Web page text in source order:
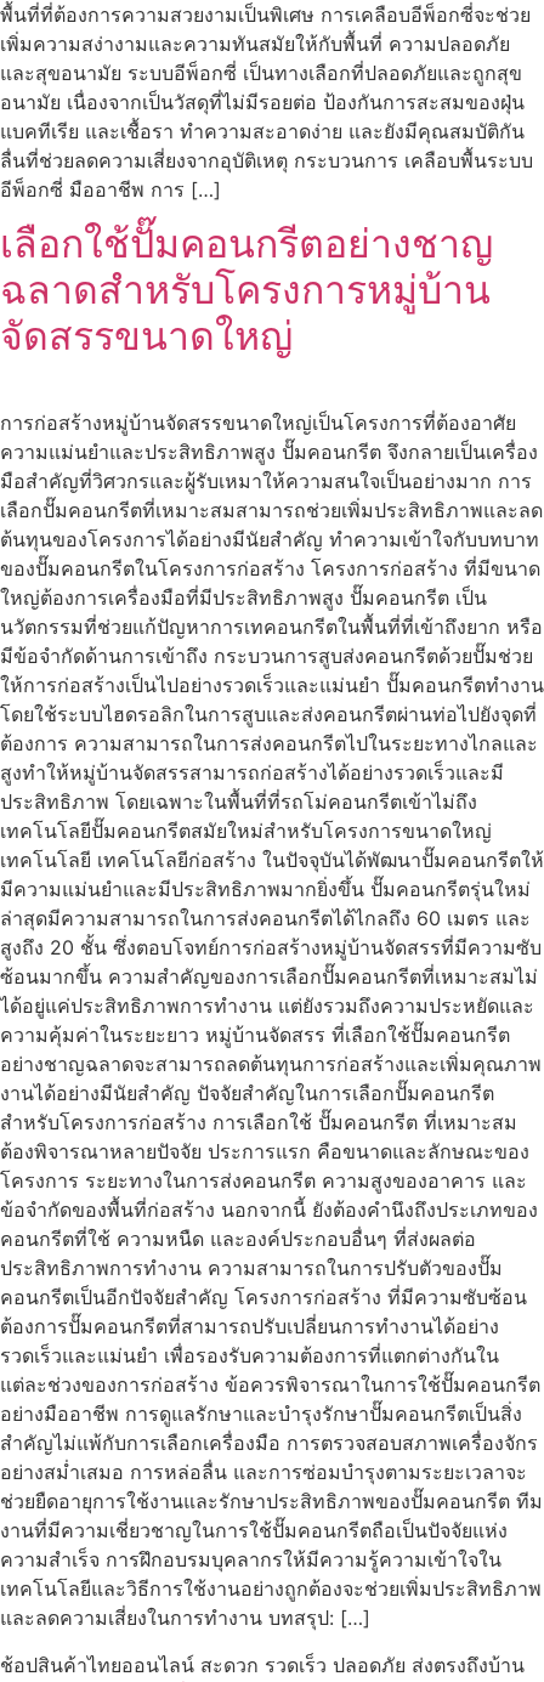
พื้นที่ที่ต้องการความสวยงามเป็นพิเศษ การเคลือบอีพ็อกซี่จะช่วย
เพิ่มความสง่างามและความทันสมัยให้กับพื้นที่ ความปลอดภัย
และสุขอนามัย ระบบอีพ็อกซี่ เป็นทางเลือกที่ปลอดภัยและถูกสุข
อนามัย เนื่องจากเป็นวัสดุที่ไม่มีรอยต่อ ป้องกันการสะสมของฝุ่น
แบคทีเรีย และเชื้อรา ทำความสะอาดง่าย และยังมีคุณสมบัติกัน
ลื่นที่ช่วยลดความเสี่ยงจากอุบัติเหตุ กระบวนการ เคลือบพื้นระบบ
อีพ็อกซี่ มืออาชีพ การ […]
เลือกใช้ปั๊มคอนกรีตอย่างชาญ
ฉลาดสำหรับโครงการหมู่บ้าน
จัดสรรขนาดใหญ่
การก่อสร้างหมู่บ้านจัดสรรขนาดใหญ่เป็นโครงการที่ต้องอาศัย
ความแม่นยำและประสิทธิภาพสูง ปั๊มคอนกรีต จึงกลายเป็นเครื่อง
มือสำคัญที่วิศวกรและผู้รับเหมาให้ความสนใจเป็นอย่างมาก การ
เลือกปั๊มคอนกรีตที่เหมาะสมสามารถช่วยเพิ่มประสิทธิภาพและลด
ต้นทุนของโครงการได้อย่างมีนัยสำคัญ ทำความเข้าใจกับบทบาท
ของปั๊มคอนกรีตในโครงการก่อสร้าง โครงการก่อสร้าง ที่มีขนาด
ใหญ่ต้องการเครื่องมือที่มีประสิทธิภาพสูง ปั๊มคอนกรีต เป็น
นวัตกรรมที่ช่วยแก้ปัญหาการเทคอนกรีตในพื้นที่ที่เข้าถึงยาก หรือ
มีข้อจำกัดด้านการเข้าถึง กระบวนการสูบส่งคอนกรีตด้วยปั๊มช่วย
ให้การก่อสร้างเป็นไปอย่างรวดเร็วและแม่นยำ ปั๊มคอนกรีตทำงาน
โดยใช้ระบบไฮดรอลิกในการสูบและส่งคอนกรีตผ่านท่อไปยังจุดที่
ต้องการ ความสามารถในการส่งคอนกรีตไปในระยะทางไกลและ
สูงทำให้หมู่บ้านจัดสรรสามารถก่อสร้างได้อย่างรวดเร็วและมี
ประสิทธิภาพ โดยเฉพาะในพื้นที่ที่รถโม่คอนกรีตเข้าไม่ถึง
เทคโนโลยีปั๊มคอนกรีตสมัยใหม่สำหรับโครงการขนาดใหญ่
เทคโนโลยี เทคโนโลยีก่อสร้าง ในปัจจุบันได้พัฒนาปั๊มคอนกรีตให้
มีความแม่นยำและมีประสิทธิภาพมากยิ่งขึ้น ปั๊มคอนกรีตรุ่นใหม่
ล่าสุดมีความสามารถในการส่งคอนกรีตได้ไกลถึง 60 เมตร และ
สูงถึง 20 ชั้น ซึ่งตอบโจทย์การก่อสร้างหมู่บ้านจัดสรรที่มีความซับ
ซ้อนมากขึ้น ความสำคัญของการเลือกปั๊มคอนกรีตที่เหมาะสมไม่
ได้อยู่แค่ประสิทธิภาพการทำงาน แต่ยังรวมถึงความประหยัดและ
ความคุ้มค่าในระยะยาว หมู่บ้านจัดสรร ที่เลือกใช้ปั๊มคอนกรีต
อย่างชาญฉลาดจะสามารถลดต้นทุนการก่อสร้างและเพิ่มคุณภาพ
งานได้อย่างมีนัยสำคัญ ปัจจัยสำคัญในการเลือกปั๊มคอนกรีต
สำหรับโครงการก่อสร้าง การเลือกใช้ ปั๊มคอนกรีต ที่เหมาะสม
ต้องพิจารณาหลายปัจจัย ประการแรก คือขนาดและลักษณะของ
โครงการ ระยะทางในการส่งคอนกรีต ความสูงของอาคาร และ
ข้อจำกัดของพื้นที่ก่อสร้าง นอกจากนี้ ยังต้องคำนึงถึงประเภทของ
คอนกรีตที่ใช้ ความหนืด และองค์ประกอบอื่นๆ ที่ส่งผลต่อ
ประสิทธิภาพการทำงาน ความสามารถในการปรับตัวของปั๊ม
คอนกรีตเป็นอีกปัจจัยสำคัญ โครงการก่อสร้าง ที่มีความซับซ้อน
ต้องการปั๊มคอนกรีตที่สามารถปรับเปลี่ยนการทำงานได้อย่าง
รวดเร็วและแม่นยำ เพื่อรองรับความต้องการที่แตกต่างกันใน
แต่ละช่วงของการก่อสร้าง ข้อควรพิจารณาในการใช้ปั๊มคอนกรีต
อย่างมืออาชีพ การดูแลรักษาและบำรุงรักษาปั๊มคอนกรีตเป็นสิ่ง
สำคัญไม่แพ้กับการเลือกเครื่องมือ การตรวจสอบสภาพเครื่องจักร
อย่างสม่ำเสมอ การหล่อลื่น และการซ่อมบำรุงตามระยะเวลาจะ
ช่วยยืดอายุการใช้งานและรักษาประสิทธิภาพของปั๊มคอนกรีต ทีม
งานที่มีความเชี่ยวชาญในการใช้ปั๊มคอนกรีตถือเป็นปัจจัยแห่ง
ความสำเร็จ การฝึกอบรมบุคลากรให้มีความรู้ความเข้าใจใน
เทคโนโลยีและวิธีการใช้งานอย่างถูกต้องจะช่วยเพิ่มประสิทธิภาพ
และลดความเสี่ยงในการทำงาน บทสรุป: […]
ช้อปสินค้าไทยออนไลน์ สะดวก รวดเร็ว ปลอดภัย ส่งตรงถึงบ้าน